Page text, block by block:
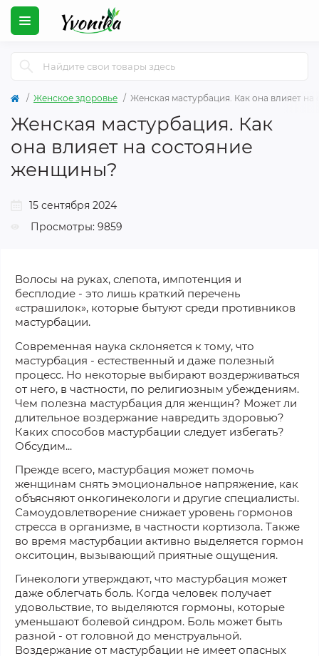
Женское здоровье Женская мастурбация. Как она влияет
Женская мастурбация. Как
она влияет на состояние
женщины?
15 сентября 2024
Просмотры: 9859
Волосы на руках, слепота, импотенция и
бесплодие - это лишь краткий перечень
«страшилок», которые бытуют среди противников
мастурбации.
Современная наука склоняется к тому, что
мастурбация - естественный и даже полезный
процесс. Но некоторые выбирают воздерживаться
от него, в частности, по религиозным убеждениям.
Чем полезна мастурбация для женщин? Может ли
длительное воздержание навредить здоровью?
Каких способов мастурбации следует избегать?
Обсудим...
Прежде всего, мастурбация может помочь
женщинам снять эмоциональное напряжение, как
объясняют онкогинекологи и другие специалисты.
Самоудовлетворение снижает уровень гормонов
стресса в организме, в частности кортизола. Также
во время мастурбации активно выделяется гормон
окситоцин, вызывающий приятные ощущения.
Гинекологи утверждают, что мастурбация может
даже облегчать боль. Когда человек получает
удовольствие, то выделяются гормоны, которые
уменьшают болевой синдром. Боль может быть
разной - от головной до менструальной.
Воздержание от мастурбации не имеет опасных